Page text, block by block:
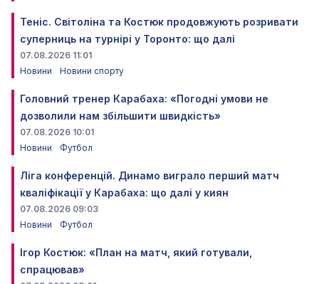
Теніс. Світоліна та Костюк продовжують розривати
суперниць на турнірі у Торонто: що далі
07.08.2026 11:01
Новини
Новини спорту
Головний тренер Карабаха: «Погодні умови не
дозволили нам збільшити швидкість»
07.08.2026 10:01
Новини
Футбол
Ліга конференцій. Динамо виграло перший матч
кваліфікації у Карабаха: що далі у киян
07.08.2026 09:03
Новини
Футбол
Ігор Костюк: «План на матч, який готували,
спрацював»